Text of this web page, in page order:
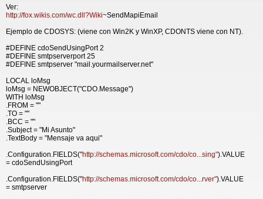
Ver:
http://fox.wikis.com/wc.dll?Wiki~SendMapiEmail
Ejemplo de CDOSYS: (viene con Win2K y WinXP, CDONTS viene con NT).
#DEFINE cdoSendUsingPort 2
#DEFINE smtpserverport 25
#DEFINE smtpserver "mail.yourmailserver.net"
LOCAL loMsg
loMsg = NEWOBJECT("CDO.Message")
WITH loMsg
.FROM = ""
.TO = ""
.BCC = ""
.Subject = "Mi Asunto"
.TextBody = "Mensaje va aqui"
.Configuration.FIELDS("http://schemas.microsoft.com/cdo/co...sing").VALUE
= cdoSendUsingPort
.Configuration.FIELDS("http://schemas.microsoft.com/cdo/co...rver").VALUE
= smtpserver